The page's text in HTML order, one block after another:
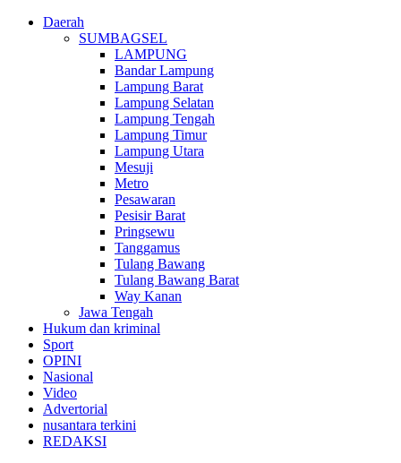
Daerah
SUMBAGSEL
LAMPUNG
Bandar Lampung
Lampung Barat
Lampung Selatan
Lampung Tengah
Lampung Timur
Lampung Utara
Mesuji
Metro
Pesawaran
Pesisir Barat
Pringsewu
Tanggamus
Tulang Bawang
Tulang Bawang Barat
Way Kanan
Jawa Tengah
Hukum dan kriminal
Sport
OPINI
Nasional
Video
Advertorial
nusantara terkini
REDAKSI